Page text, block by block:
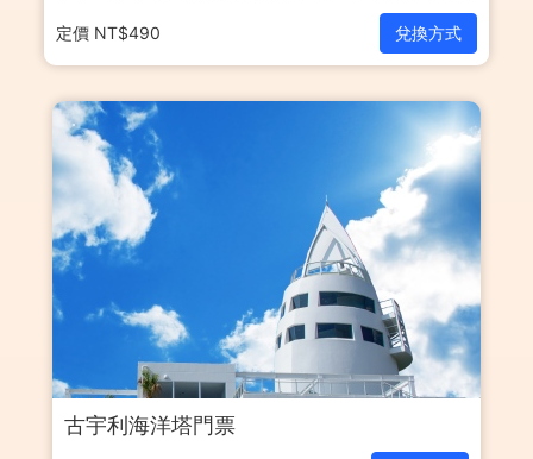
定價 NT$490 兌換方式
古宇利海洋塔門票